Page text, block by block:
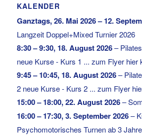
KALENDER
Ganztags,26. Mai 2026– 12.
Langzeit Doppel+Mixed Turnier 2026
8:30– 9:30, 18. August 2026–
neue Kurse - Kurs 1 ... zum Flyer hier
9:45– 10:45, 18. August 2026–
2 neue Kurse - Kurs 2 ... zum Flyer
15:00– 18:00,22. August 2026–
16:00– 17:30,3. September 2026–
Psychomotorisches Turnen ab 3